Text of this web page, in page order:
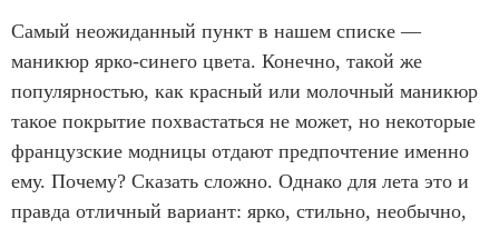
Самый неожиданный пункт в нашем списке —
маникюр ярко-синего цвета. Конечно, такой же
популярностью, как красный или молочный маникюр
такое покрытие похвастаться не может, но некоторые
французские модницы отдают предпочтение именно
ему. Почему? Сказать сложно. Однако для лета это и
правда отличный вариант: ярко, стильно, необычно,